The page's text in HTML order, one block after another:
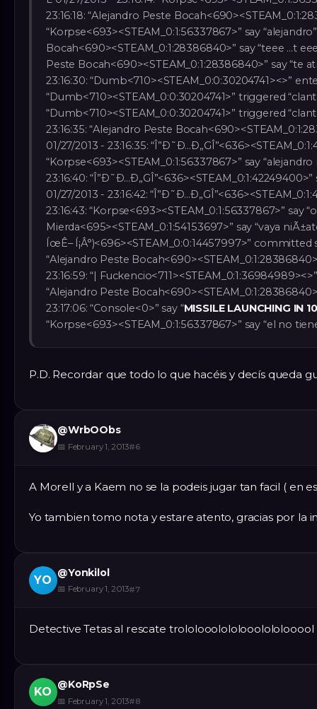
23:16:18: “Alejandro Peste
“Korpse<693><STEAM_0:1:56337867>” say
Bocah<690><STEAM_0:1:28386840>” say “teee …t
Peste Bocah<690><STEAM_0:1:28386840>” say “te
23:16:30: “Dumb<710><STEAM_0:0:30204741><>”
“Dumb<710><STEAM_0:0:30204741>” triggered
“Dumb<710><STEAM_0:0:30204741>” triggered
23:16:35: “Alejandro Peste
01/27/2013 - 23:16:35:
“Korpse<693><STEAM_0:1:56337867>” say
23:16:40:
01/27/2013 - 23:16:42:
23:16:43: “Korpse<693><STEAM_0:1:56337867>” say
Mierda<695><STEAM_0:1:54153697>” say “vaya
ÍœÊ– Í¡Â°)<696><STEAM_0:0:14457997>” committed
“Alejandro Peste
23:16:59: “|
“Alejandro Peste
23:17:06: “Console<0>” say “MISSILE LAUNCHING IN
“Korpse<693><STEAM_0:1:56337867>” say “el no
P.D. Recordar que todo lo que hacéis y decís queda
@WrbOObs
📅 February 1, 2013#6
A Morell y a Kaem no se la podeis jugar tan facil ( en
Yo tambien tomo nota y estare atento, gracias por la
YO
@Yonkilol
📅 February 1, 2013#7
Detective Tetas al rescate trololooolololooolololooool
KO
@KoRpSe
📅 February 1, 2013#8